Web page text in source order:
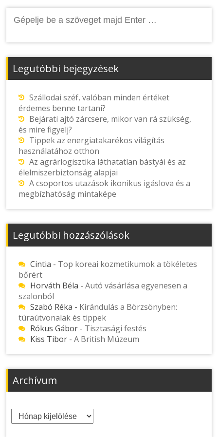
Legutóbbi bejegyzések
Szállodai széf, valóban minden értéket
érdemes benne tartani?
Bejárati ajtó zárcsere, mikor van rá szükség,
és mire figyelj?
Tippek az energiatakarékos világítás
használatához otthon
Az agrárlogisztika láthatatlan bástyái és az
élelmiszerbiztonság alapjai
A csoportos utazások ikonikus igáslova és a
megbízhatóság mintaképe
Legutóbbi hozzászólások
Cintia - Top koreai kozmetikumok a tökéletes
bőrért
Horváth Béla -Autó vásárlása egyenesen a
szalonból
Szabó Réka - Kirándulás a Börzsönyben:
túraútvonalak és tippek
Rókus Gábor - Tisztasági festés
Kiss Tibor -A British Múzeum
Archívum
Archívum